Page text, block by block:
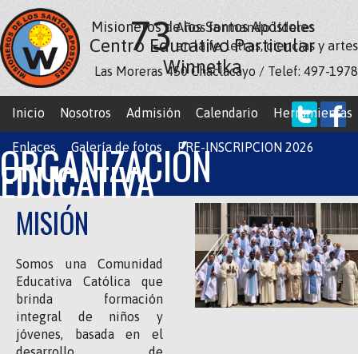
Misioneros de los Santos Apóstoles
Centro Educativo Particular
Winnetka
73 Años formando líderes
en la fe, letras, ciencias y artes
Las Moreras 450 Chaclacayo / Telef: 497-1978
Inicio Nosotros Admisión Calendario Herramientas
Enlaces Galería de fotos PRE-INSCRIPCION 2026
ORGANIZACIÓN
EDUCATIVA
MISIÓN
Somos una Comunidad
Educativa Católica que
brinda formación
integral de niños y
jóvenes, basada en el